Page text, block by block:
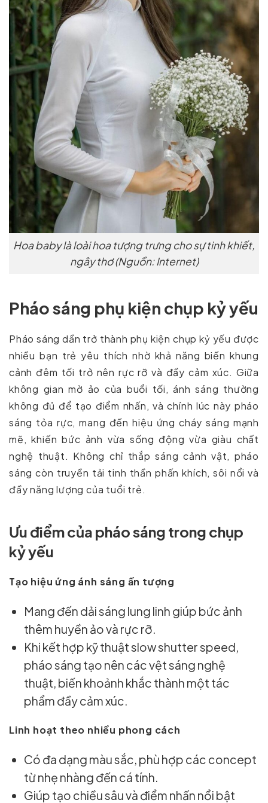
Hoa baby là loài hoa tượng trưng cho sự tinh khiết,
ngây thơ (Nguồn: Internet)
Pháo sáng phụ kiện chụp kỷ yếu
Pháo sáng dần trở thành phụ kiện chụp kỷ yếu được
nhiều bạn trẻ yêu thích nhờ khả năng biến khung
cảnh đêm tối trở nên rực rỡ và đầy cảm xúc. Giữa
không gian mờ ảo của buổi tối, ánh sáng thường
không đủ để tạo điểm nhấn, và chính lúc này pháo
sáng tỏa rực, mang đến hiệu ứng cháy sáng mạnh
mẽ, khiến bức ảnh vừa sống động vừa giàu chất
nghệ thuật. Không chỉ thắp sáng cảnh vật, pháo
sáng còn truyền tải tinh thần phấn khích, sôi nổi và
đầy năng lượng của tuổi trẻ.
Ưu điểm của pháo sáng trong chụp
kỷ yếu
Tạo hiệu ứng ánh sáng ấn tượng
Mang đến dải sáng lung linh giúp bức ảnh
thêm huyền ảo và rực rỡ.
Khi kết hợp kỹ thuật slow shutter speed,
pháo sáng tạo nên các vệt sáng nghệ
thuật, biến khoảnh khắc thành một tác
phẩm đầy cảm xúc.
Linh hoạt theo nhiều phong cách
Có đa dạng màu sắc, phù hợp các concept
từ nhẹ nhàng đến cá tính.
Giúp tạo chiều sâu và điểm nhấn nổi bật